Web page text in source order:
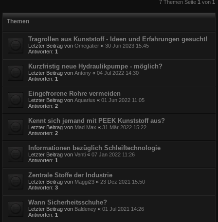
7 Themen Seite 1 von 1
Themen
Tragrollen aus Kunststoff - Ideen und Erfahrungen gesucht!
Letzter Beitrag von Omegatier « 30 Jun 2023 15:45
Antworten: 1
Kurzfristig neue Hydraulikpumpe - möglich?
Letzter Beitrag von Antony « 04 Jul 2022 14:30
Antworten: 1
Eingefrorene Rohre vermeiden
Letzter Beitrag von Aquarius « 01 Jun 2022 11:05
Antworten: 2
Kennt sich jemand mit PEEK Kunststoff aus?
Letzter Beitrag von Mad Max « 31 Mär 2022 15:22
Antworten: 2
Informationen bezüglich Schleiftechnologie
Letzter Beitrag von Venti « 07 Jan 2022 11:26
Antworten: 1
Zentrale Stoffe der Industrie
Letzter Beitrag von Maggi23 « 23 Dez 2021 15:50
Antworten: 3
Wann Sicherheitsschuhe?
Letzter Beitrag von Baldeney « 01 Jul 2021 14:26
Antworten: 1